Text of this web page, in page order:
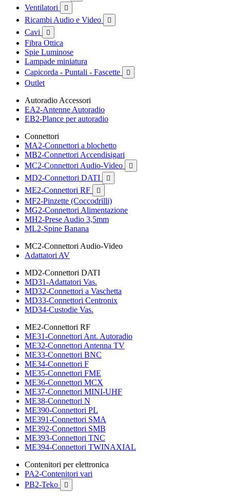
Ventilatori 
Ricambi Audio e Video 
Cavi 
Fibra Ottica
Spie Luminose
Lampade miniatura
Capicorda - Puntali - Fascette

Outlet
Autoradio Accessori
EA2-Antenne Autoradio
EB2-Plance per autoradio
Connettori
MA2-Connettori a blochetto
MB2-Connettori Accendisigari
MC2-Connettori Audio-Video

MD2-Connettori DATI 
ME2-Connettori RF 
MF2-Pinzette (Coccodrilli)
MG2-Connettori Alimentazione
MH2-Prese Audio 3,5mm
ML2-Spine Banana
MC2-Connettori Audio-Video
Adattatori AV
MD2-Connettori DATI
MD31-Adattatori Vas.
MD32-Connettori a Vaschetta
MD33-Connettori Centronix
MD34-Custodie Vas.
ME2-Connettori RF
ME31-Connettori Ant. Autoradio
ME32-Connettori Antenna TV
ME33-Connettori BNC
ME34-Connettori F
ME35-Connettori FME
ME36-Connettori MCX
ME37-Connettori MINI-UHF
ME38-Connettori N
ME390-Connettori PL
ME391-Connettori SMA
ME392-Connettori SMB
ME393-Connettori TNC
ME394-Connettori TWINAXIAL
Contenitori per elettronica
PA2-Contenitori vari
PB2-Teko
